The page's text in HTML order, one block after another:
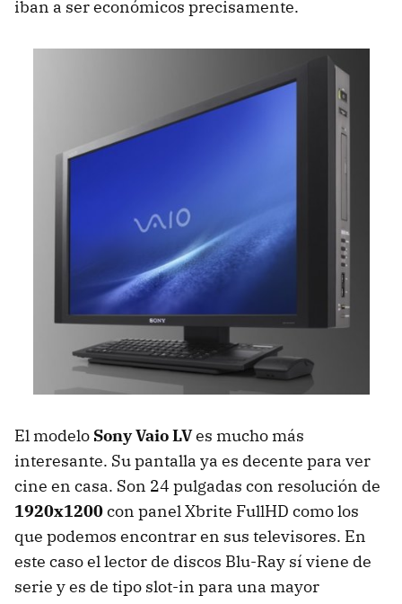
iban a ser económicos precisamente.
El modelo Sony Vaio LVes mucho más
interesante. Su pantalla ya es decente para ver
cine en casa. Son 24 pulgadas con resolución de
1920x1200con panel Xbrite FullHD como los
que podemos encontrar en sus televisores. En
este caso el lector de discos Blu-Ray sí viene de
serie y es de tipo slot-in para una mayor